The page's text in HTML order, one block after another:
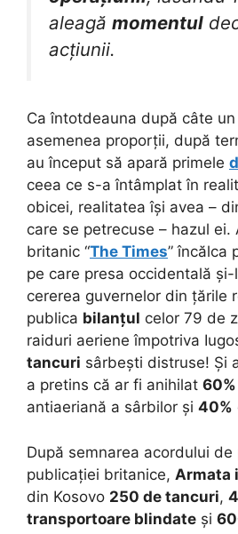
aleagă momentul
acțiunii.
Ca întotdeauna după câte
asemenea proporții, după
au început să apară primele
ceea ce s-a întâmplat în
obicei, realitatea își avea –
care se petrecuse – hazul ei.
britanic “The Times” încălca
pe care presa occidentală
cererea guvernelor din țările
publica bilanțul celor 79 de
raiduri aeriene împotriva
tancuri sârbești distruse! Și
a pretins că ar fi anihilat 60%
antiaeriană a sârbilor și 40%
După semnarea acordului
publicației britanice, Armata
din Kosovo 250 de tancuri,
transportoare blindate și